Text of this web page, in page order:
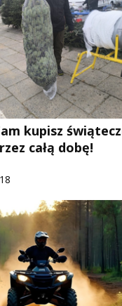
kupisz
całą dobę!